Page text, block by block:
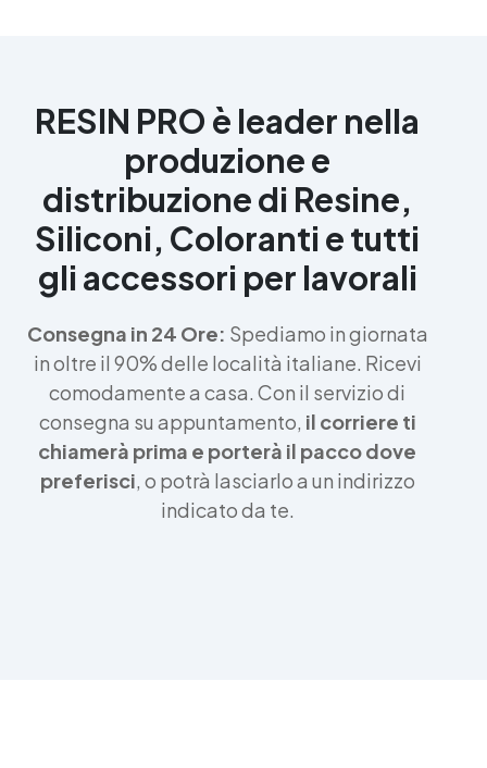
RESIN PRO è leader nella
produzione e
distribuzione di Resine,
Siliconi, Coloranti e tutti
gli accessori per lavorali
Consegna in 24 Ore: Spediamo in giornata
in oltre il 90% delle località italiane. Ricevi
comodamente a casa. Con il servizio di
consegna su appuntamento, il corriere ti
chiamerà prima e porterà il pacco dove
preferisci, o potrà lasciarlo a un indirizzo
indicato da te.